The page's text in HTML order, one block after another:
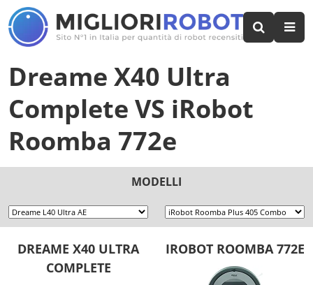
Dreame X40 Ultra
Complete VS iRobot
Roomba 772e
MODELLI
DREAME X40 ULTRA
COMPLETE
IROBOT ROOMBA 772E